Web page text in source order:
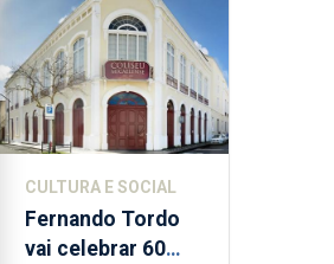
CULTURA E SOCIAL
Fernando Tordo
vai celebrar 60